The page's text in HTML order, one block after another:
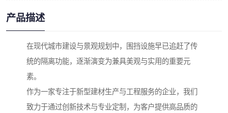
产品描述
在现代城市建设与景观规划中，围挡设施早已追赶了传
统的隔离功能，逐渐演变为兼具美观与实用的重要元
素。
作为一家专注于新型建材生产与工程服务的企业，我们
致力于通过创新技术与专业定制，为客户提供高品质的